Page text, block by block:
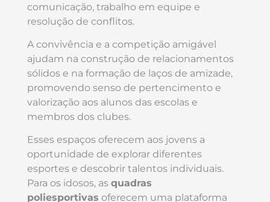
comunicação, trabalho em equipe e
resolução de conflitos.
A convivência e a competição amigável
ajudam na construção de relacionamentos
sólidos e na formação de laços de amizade,
promovendo senso de pertencimento e
valorização aos alunos das escolas e
membros dos clubes.
Esses espaços oferecem aos jovens a
oportunidade de explorar diferentes
esportes e descobrir talentos individuais.
Para os idosos, as quadras
poliesportivas oferecem uma plataforma